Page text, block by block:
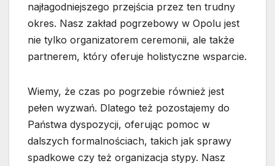
najłagodniejszego przejścia przez ten trudny
okres. Nasz zakład pogrzebowy w Opolu jest
nie tylko organizatorem ceremonii, ale także
partnerem, który oferuje holistyczne wsparcie.
Wiemy, że czas po pogrzebie również jest
pełen wyzwań. Dlatego też pozostajemy do
Państwa dyspozycji, oferując pomoc w
dalszych formalnościach, takich jak sprawy
spadkowe czy też organizacja stypy. Nasz